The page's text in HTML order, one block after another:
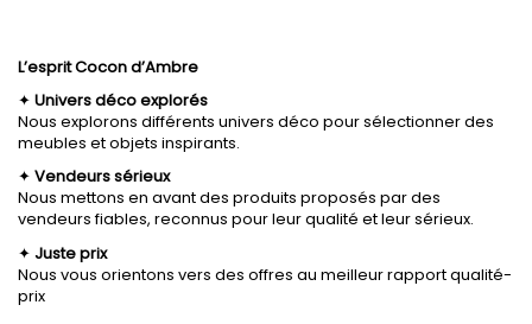
L’esprit Cocon d’Ambre
✦ Univers déco explorés
Nous explorons différents univers déco pour sélectionner des
meubles et objets inspirants.
✦ Vendeurs sérieux
Nous mettons en avant des produits proposés par des
vendeurs fiables, reconnus pour leur qualité et leur sérieux.
✦ Juste prix
Nous vous orientons vers des offres au meilleur rapport qualité-
prix